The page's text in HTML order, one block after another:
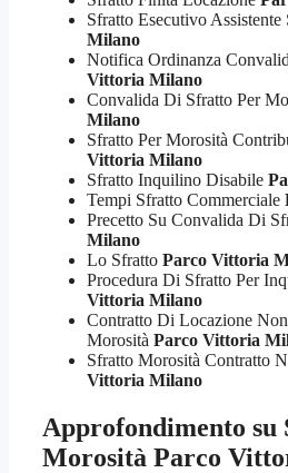
Sfratto Esecutivo Assistente
Milano
Notifica Ordinanza
Vittoria Milano
Convalida Di Sfratto Per
Milano
Sfratto Per Morosità
Vittoria Milano
Sfratto Inquilino Disabile
Tempi Sfratto Commerciale
Precetto Su Convalida Di
Milano
Lo Sfratto Parco Vittoria
Procedura Di Sfratto Per
Vittoria Milano
Contratto Di Locazione
Morosità Parco Vittoria
Sfratto Morosità Contratto
Vittoria Milano
Approfondimento su
Morosità Parco